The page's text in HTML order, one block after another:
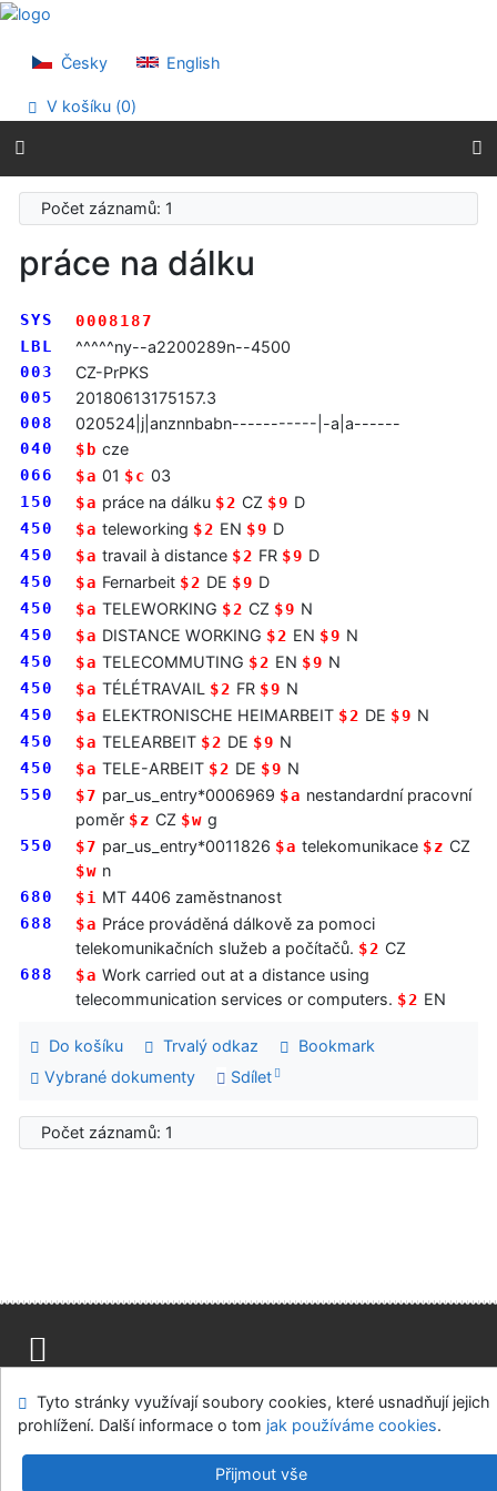
Přejít na obsah
Prohlášení o webové přístupnosti
Česky English
V košíku (0)
Počet záznamů: 1
práce na dálku
SYS
0008187
LBL
^^^^^ny--a2200289n--4500
003 CZ-PrPKS
005 20180613175157.3
008 020524|j|anznnbabn-----------|-a|a------
040 $b cze
066 $a 01 $c 03
150 $a práce na dálku $2 CZ $9 D
450 $a teleworking $2 EN $9 D
450 $a travail à distance $2 FR $9 D
450 $a Fernarbeit $2 DE $9 D
450 $a TELEWORKING $2 CZ $9 N
450 $a DISTANCE WORKING $2 EN $9 N
450 $a TELECOMMUTING $2 EN $9 N
450 $a TÉLÉTRAVAIL $2 FR $9 N
450 $a ELEKTRONISCHE HEIMARBEIT $2 DE $9 N
450 $a TELEARBEIT $2 DE $9 N
450 $a TELE-ARBEIT $2 DE $9 N
550 $7 par_us_entry*0006969 $a nestandardní pracovní
poměr $z CZ $w g
550 $7 par_us_entry*0011826 $a telekomunikace $z CZ
$w n
680 $i MT 4406 zaměstnanost
688 $a Práce prováděná dálkově za pomoci
telekomunikačních služeb a počítačů. $2 CZ
688 $a Work carried out at a distance using
telecommunication services or computers. $2 EN
Do košíku Trvalý odkaz
Bookmark
Vybrané dokumenty
Sdílet
Počet záznamů: 1
Modul OpenSearch
Napište nám Nastavení cookies
Parlamentní knihovna České republiky
Tyto stránky využívají soubory cookies, které usnadňují jejich
prohlížení. Další informace o tom jak používáme cookies.
Přijmout vše